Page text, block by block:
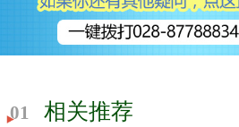
01 相关推荐